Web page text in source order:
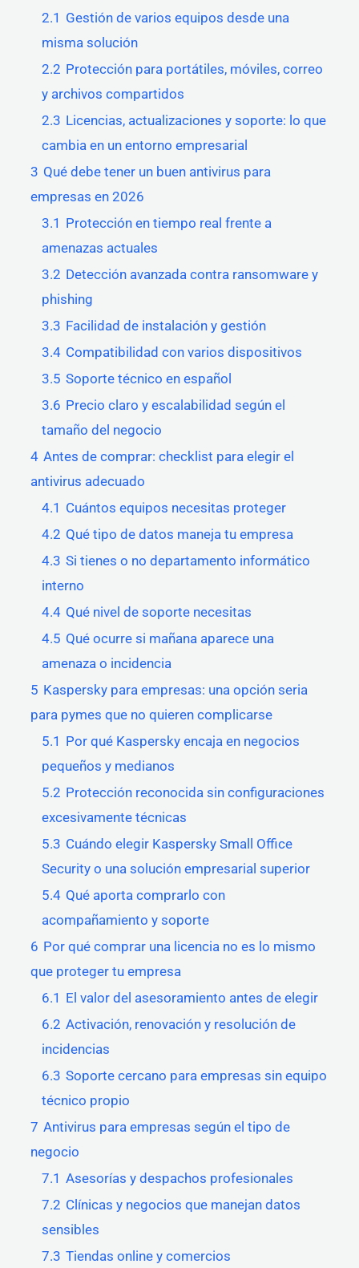
2.1 Gestión de varios equipos desde una
misma solución
2.2 Protección para portátiles, móviles, correo
y archivos compartidos
2.3 Licencias, actualizaciones y soporte: lo que
cambia en un entorno empresarial
3 Qué debe tener un buen antivirus para
empresas en 2026
3.1 Protección en tiempo real frente a
amenazas actuales
3.2 Detección avanzada contra ransomware y
phishing
3.3 Facilidad de instalación y gestión
3.4 Compatibilidad con varios dispositivos
3.5 Soporte técnico en español
3.6 Precio claro y escalabilidad según el
tamaño del negocio
4 Antes de comprar: checklist para elegir el
antivirus adecuado
4.1 Cuántos equipos necesitas proteger
4.2 Qué tipo de datos maneja tu empresa
4.3 Si tienes o no departamento informático
interno
4.4 Qué nivel de soporte necesitas
4.5 Qué ocurre si mañana aparece una
amenaza o incidencia
5 Kaspersky para empresas: una opción seria
para pymes que no quieren complicarse
5.1 Por qué Kaspersky encaja en negocios
pequeños y medianos
5.2 Protección reconocida sin configuraciones
excesivamente técnicas
5.3 Cuándo elegir Kaspersky Small Office
Security o una solución empresarial superior
5.4 Qué aporta comprarlo con
acompañamiento y soporte
6 Por qué comprar una licencia no es lo mismo
que proteger tu empresa
6.1 El valor del asesoramiento antes de elegir
6.2 Activación, renovación y resolución de
incidencias
6.3 Soporte cercano para empresas sin equipo
técnico propio
7 Antivirus para empresas según el tipo de
negocio
7.1 Asesorías y despachos profesionales
7.2 Clínicas y negocios que manejan datos
sensibles
7.3 Tiendas online y comercios